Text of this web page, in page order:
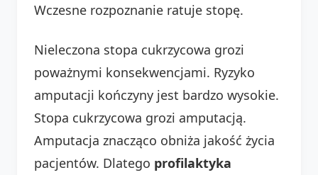
Wczesne rozpoznanie ratuje stopę.
Nieleczona stopa cukrzycowa grozi
poważnymi konsekwencjami. Ryzyko
amputacji kończyny jest bardzo wysokie.
Stopa cukrzycowa grozi amputacją.
Amputacja znacząco obniża jakość życia
pacjentów. Dlatego profilaktyka